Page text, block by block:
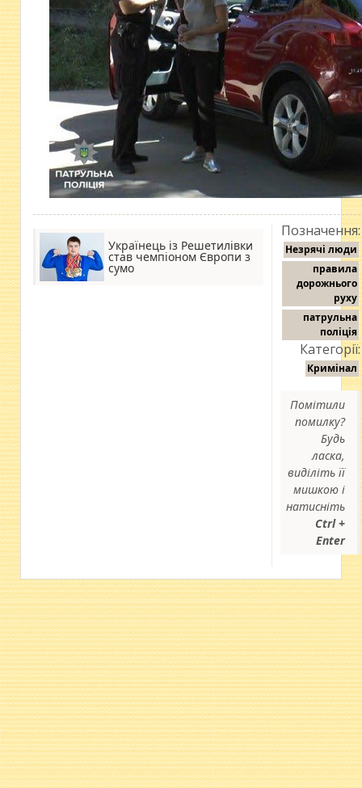
Українець із Решетилівки
став чемпіоном Європи з
сумо
Позначення:
Незрячі люди
правила
дорожнього
руху
патрульна
поліція
Категорії:
Кримінал
Помітили
помилку?
Будь
ласка,
виділіть її
мишкою і
натисніть
Ctrl +
Enter